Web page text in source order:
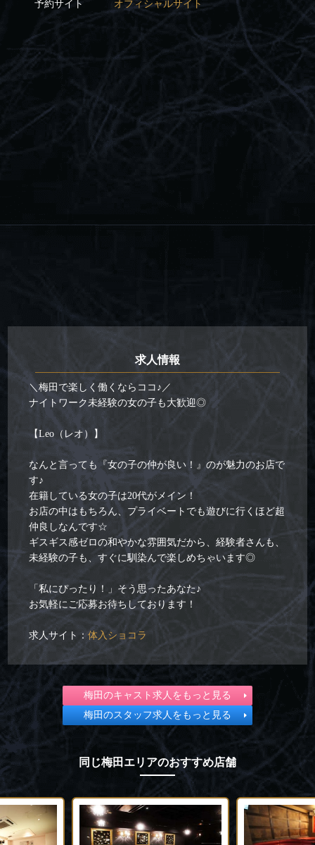
予約サイト オフィシャルサイト
求人情報
＼梅田で楽しく働くならココ♪／
ナイトワーク未経験の女の子も大歓迎◎
【Leo（レオ）】
なんと言っても『女の子の仲が良い！』のが魅力のお店で
す♪
在籍している女の子は20代がメイン！
お店の中はもちろん、プライベートでも遊びに行くほど超
仲良しなんです☆
ギスギス感ゼロの和やかな雰囲気だから、経験者さんも、
未経験の子も、すぐに馴染んで楽しめちゃいます◎
「私にぴったり！」そう思ったあなた♪
お気軽にご応募お待ちしております！
求人サイト：体入ショコラ
梅田のキャスト求人をもっと見る
梅田のスタッフ求人をもっと見る
同じ梅田エリアのおすすめ店舗